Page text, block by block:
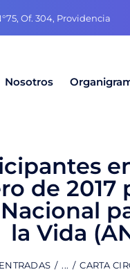
Of. 304, Providencia
Nosotros
de
la Vida
... CARTA